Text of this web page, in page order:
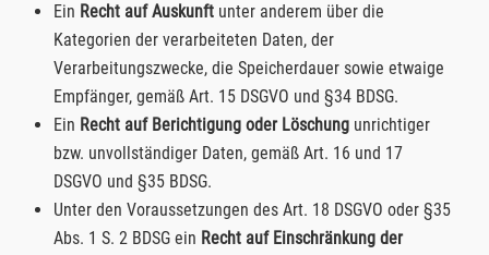
Ein Recht auf Auskunft unter anderem über die
Kategorien der verarbeiteten Daten, der
Verarbeitungszwecke, die Speicherdauer sowie etwaige
Empfänger, gemäß Art. 15 DSGVO und §34 BDSG.
Ein Recht auf Berichtigung oder Löschung unrichtiger
bzw. unvollständiger Daten, gemäß Art. 16 und 17
DSGVO und §35 BDSG.
Unter den Voraussetzungen des Art. 18 DSGVO oder §35
Abs. 1 S. 2 BDSG ein Recht auf Einschränkung der